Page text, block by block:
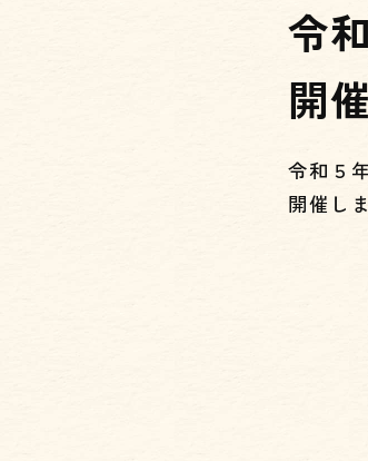
令
開
令和５
開催し